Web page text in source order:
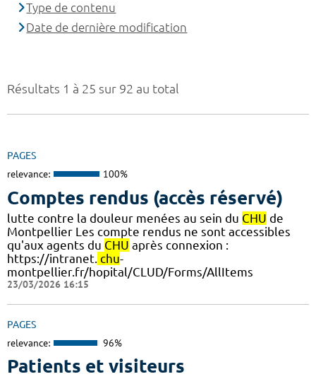
Résultats 1 à 25 sur 92 au total
PAGES
relevance: 100%
Comptes rendus (accès réservé)
lutte contre la douleur menées au sein du CHU de
Montpellier Les compte rendus ne sont accessibles
qu'aux agents du CHU après connexion :
https://intranet. chu-
montpellier.fr/hopital/CLUD/Forms/AllItems
23/03/2026 16:15
PAGES
relevance: 96%
Patients et visiteurs
Type de contenu
Date de dernière modification